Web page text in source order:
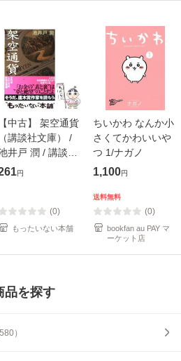
【中古】 架空通貨
（講談社文庫） /
井戸 潤 / 講談社
庫]【メール便送
円
(0)
もったいない本舗
ちいかわ なんか小
さくてかわいいや
つ 1/ナガノ
1,100円
送料無料
(0)
bookfan au PAY マ
ーケット店
品を探す
）